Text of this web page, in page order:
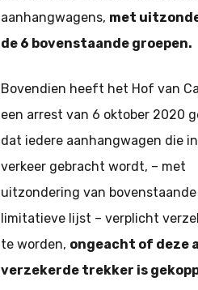
aanhangwagens, met
de 6 bovenstaande groepen.
Bovendien heeft het Hof van
een arrest van 6 oktober 2020
dat iedere aanhangwagen die
verkeer gebracht wordt, – met
uitzondering van bovenstaande
limitatieve lijst – verplicht
te worden, ongeacht of deze
verzekerde trekker is